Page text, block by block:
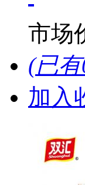
市场
(已
加入